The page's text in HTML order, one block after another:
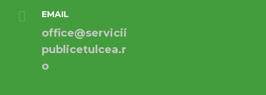
EMAIL
office@servicii
publicetulcea.r
o